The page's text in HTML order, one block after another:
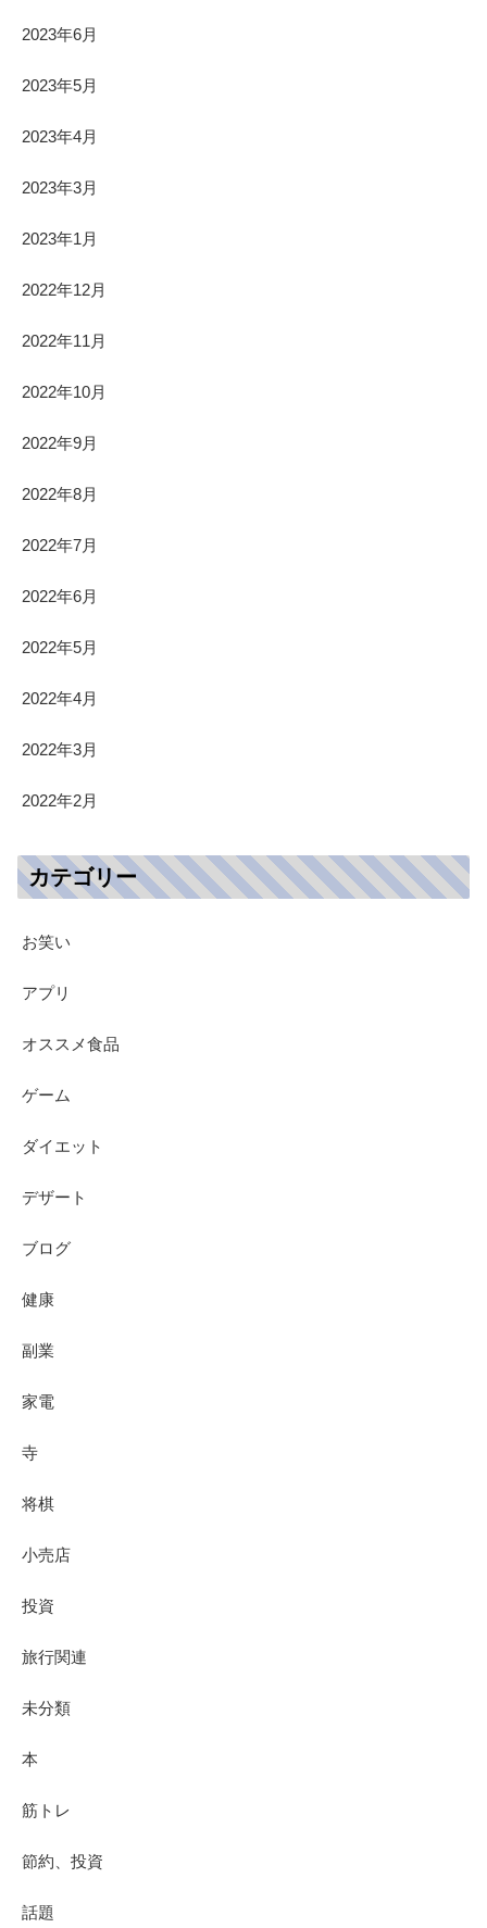
2023年6月
2023年5月
2023年4月
2023年3月
2023年1月
2022年12月
2022年11月
2022年10月
2022年9月
2022年8月
2022年7月
2022年6月
2022年5月
2022年4月
2022年3月
2022年2月
カテゴリー
お笑い
アプリ
オススメ食品
ゲーム
ダイエット
デザート
ブログ
健康
副業
家電
寺
将棋
小売店
投資
旅行関連
未分類
本
筋トレ
節約、投資
話題